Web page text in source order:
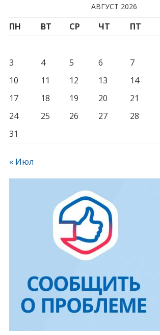
АВГУСТ 2026
ПН ВТ СР ЧТ ПТ
3
4 5 6 7
10
11 12 13 14
17
18 19 20 21
24
25 26 27 28
31
« Июл